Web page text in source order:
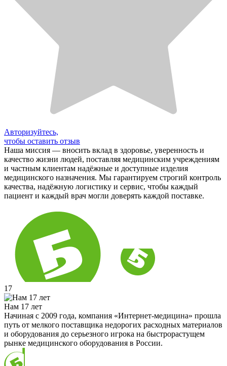
Авторизуйтесь,
чтобы оставить отзыв
Наша миссия — вносить вклад в здоровье, уверенность и
качество жизни людей, поставляя медицинским учреждениям
и частным клиентам надёжные и доступные изделия
медицинского назначения. Мы гарантируем строгий контроль
качества, надёжную логистику и сервис, чтобы каждый
пациент и каждый врач могли доверять каждой поставке.
17
Нам 17 лет
Начиная с 2009 года, компания «Интернет-медицина» прошла
путь от мелкого поставщика недорогих расходных материалов
и оборудования до серьезного игрока на быстрорастущем
рынке медицинского оборудования в России.